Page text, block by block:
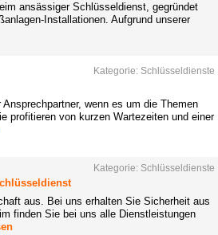
ansässiger Schlüsseldienst, gegründet
Installationen. Aufgrund unserer
Kategorie: Schlüsseldienste
wenn es um die Themen
profitieren von kurzen Wartezeiten und einer
Kategorie: Schlüsseldienste
aus. Bei uns erhalten Sie Sicherheit aus
finden Sie bei uns alle Dienstleistungen